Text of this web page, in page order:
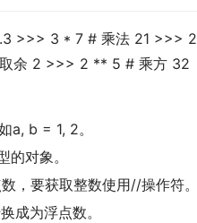
>>> 3 * 7 # 乘法 21 >>> 2
余 2 >>> 2 ** 5 # 乘方 32
a, b = 1, 2。
对象。
，要获取整数使用//操作符。
成为浮点数。